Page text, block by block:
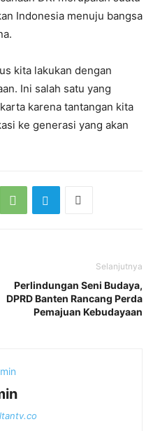
Indonesia menuju bangsa
kita lakukan dengan
Ini salah satu yang
karena tantangan kita
ke generasi yang akan
Selanjutnya
Perlindungan Seni Budaya,
DPRD Banten Rancang Perda
Pemajuan Kebudayaan